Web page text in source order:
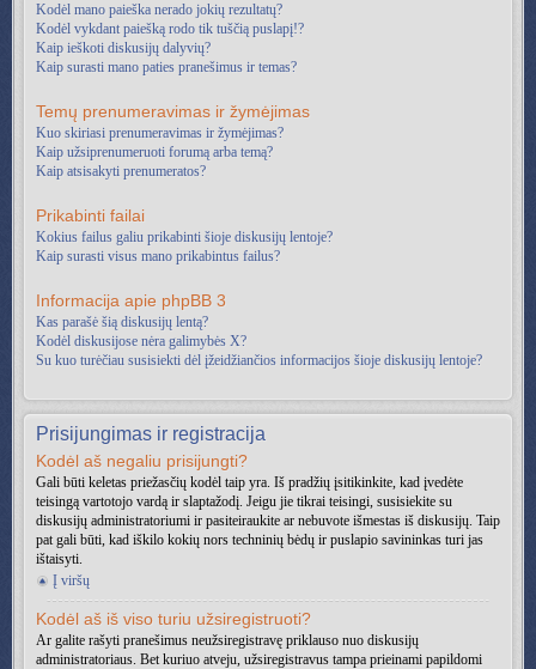
Kodėl mano paieška nerado jokių rezultatų?
Kodėl vykdant paiešką rodo tik tuščią puslapį!?
Kaip ieškoti diskusijų dalyvių?
Kaip surasti mano paties pranešimus ir temas?
Temų prenumeravimas ir žymėjimas
Kuo skiriasi prenumeravimas ir žymėjimas?
Kaip užsiprenumeruoti forumą arba temą?
Kaip atsisakyti prenumeratos?
Prikabinti failai
Kokius failus galiu prikabinti šioje diskusijų lentoje?
Kaip surasti visus mano prikabintus failus?
Informacija apie phpBB 3
Kas parašė šią diskusijų lentą?
Kodėl diskusijose nėra galimybės X?
Su kuo turėčiau susisiekti dėl įžeidžiančios informacijos šioje diskusijų lentoje?
Prisijungimas ir registracija
Kodėl aš negaliu prisijungti?
Gali būti keletas priežasčių kodėl taip yra. Iš pradžių įsitikinkite, kad įvedėte
teisingą vartotojo vardą ir slaptažodį. Jeigu jie tikrai teisingi, susisiekite su
diskusijų administratoriumi ir pasiteiraukite ar nebuvote išmestas iš diskusijų. Taip
pat gali būti, kad iškilo kokių nors techninių bėdų ir puslapio savininkas turi jas
ištaisyti.
Į viršų
Kodėl aš iš viso turiu užsiregistruoti?
Ar galite rašyti pranešimus neužsiregistravę priklauso nuo diskusijų
administratoriaus. Bet kuriuo atveju, užsiregistravus tampa prieinami papildomi